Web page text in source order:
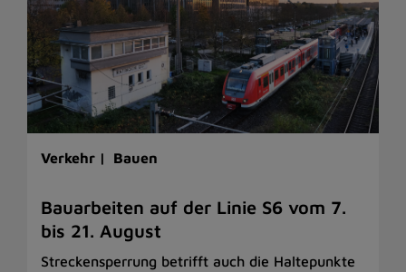
Verkehr | Bauen
Bauarbeiten auf der Linie S6 vom 7.
bis 21. August
Streckensperrung betrifft auch die Haltepunkte